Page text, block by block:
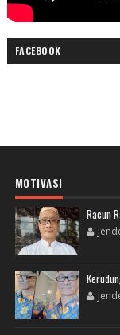
FACEBOOK
MOTIVASI
Racun